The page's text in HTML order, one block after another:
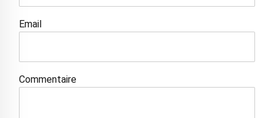
Email
Commentaire